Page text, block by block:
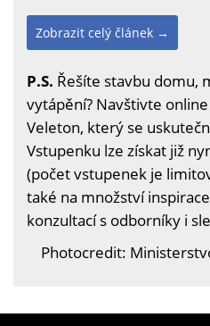
Zobrazit celý článek →
P.S. Řešíte stavbu domu,
vytápění? Navštivte
Veleton, který se
Vstupenku lze získat již
(počet vstupenek je
také na množství
konzultací s odborníky i
Photocredit: